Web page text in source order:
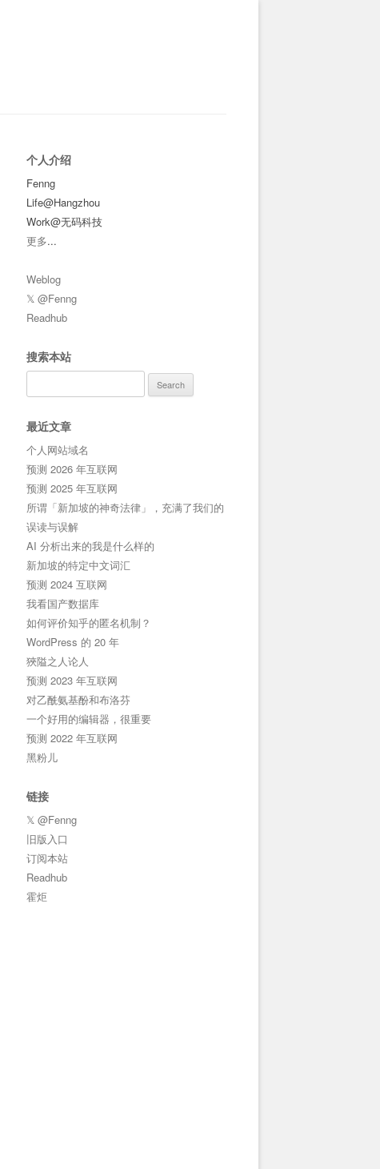
个人介绍
Fenng
Life@Hangzhou
Work@无码科技
更多...
Weblog
𝕏 @Fenng
Readhub
搜索本站
for:
最近文章
个人网站域名
预测 2026 年互联网
预测 2025 年互联网
所谓「新加坡的神奇法律」，充满了我们的
误读与误解
AI 分析出来的我是什么样的
新加坡的特定中文词汇
预测 2024 互联网
我看国产数据库
如何评价知乎的匿名机制？
WordPress 的 20 年
狹隘之人论人
预测 2023 年互联网
对乙酰氨基酚和布洛芬
一个好用的编辑器，很重要
预测 2022 年互联网
黑粉儿
链接
𝕏 @Fenng
旧版入口
订阅本站
Readhub
霍炬